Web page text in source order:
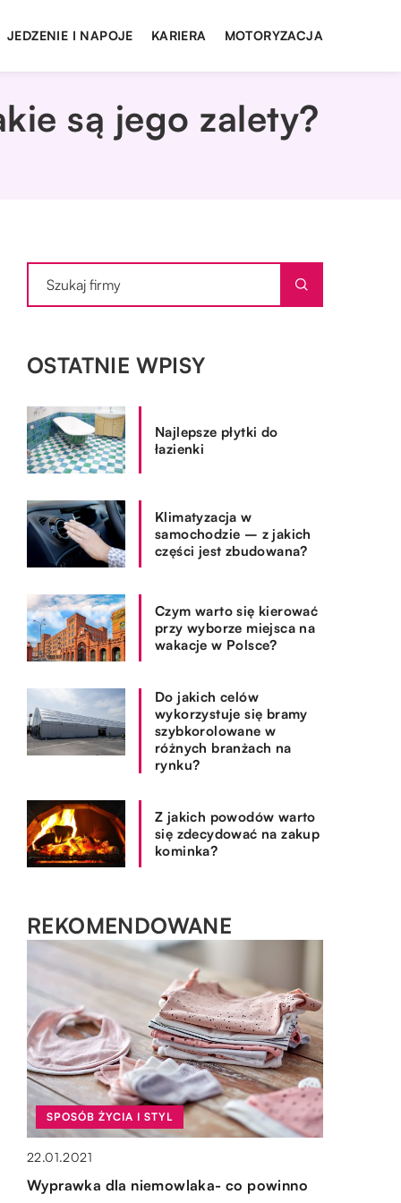
JEDZENIE I NAPOJE KARIERA MOTORYZACJA
są jego zalety?
OSTATNIE WPISY
Najlepsze płytki do
łazienki
Klimatyzacja w
samochodzie – z jakich
części jest zbudowana?
Czym warto się kierować
przy wyborze miejsca na
wakacje w Polsce?
Do jakich celów
wykorzystuje się bramy
szybkorolowane w
różnych branżach na
rynku?
Z jakich powodów warto
się zdecydować na zakup
kominka?
REKOMENDOWANE
OGRÓD I DOM
15.10.2019
SPOSÓB ŻYCIA I STYL
22.01.2021
Wyprawka dla niemowlaka- co powinno
BIZNES I FINANSE
13.08.2021
Korzyści związane ze współpracą z biurem
rachunkowym
BRANŻA BUDOWLANA
10.11.2019
Jakie szambo wybudować przy domu?